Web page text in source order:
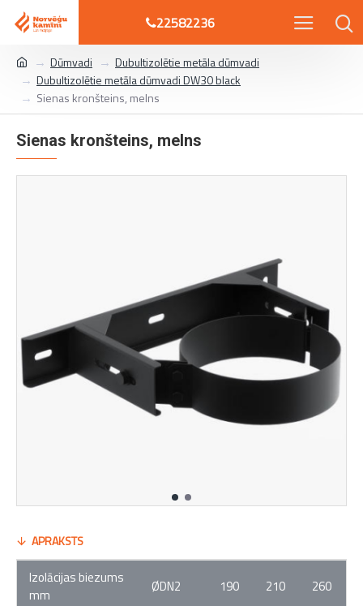
22582236
Dūmvadi
Dubultizolētie metāla dūmvadi
Dubultizolētie metāla dūmvadi DW30 black
Sienas kronšteins, melns
Sienas kronšteins, melns
APRAKSTS
Izolācijas biezums
mm
ØDN2 190 210 260